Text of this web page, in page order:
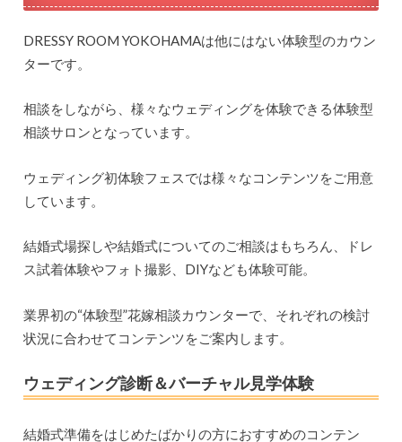
DRESSY ROOM YOKOHAMAは他にはない体験型のカウン
ターです。
相談をしながら、様々なウェディングを体験できる体験型
相談サロンとなっています。
ウェディング初体験フェスでは様々なコンテンツをご用意
しています。
結婚式場探しや結婚式についてのご相談はもちろん、ドレ
ス試着体験やフォト撮影、DIYなども体験可能。
業界初の“体験型”花嫁相談カウンターで、それぞれの検討
状況に合わせてコンテンツをご案内します。
ウェディング診断＆バーチャル見学体験
結婚式準備をはじめたばかりの方におすすめのコンテン